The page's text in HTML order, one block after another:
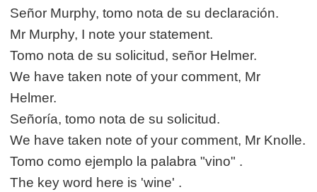
Señor Murphy, tomo nota de su declaración.
Mr Murphy, I note your statement.
Tomo nota de su solicitud, señor Helmer.
We have taken note of your comment, Mr
Helmer.
Señoría, tomo nota de su solicitud.
We have taken note of your comment, Mr Knolle.
Tomo como ejemplo la palabra "vino" .
The key word here is 'wine' .